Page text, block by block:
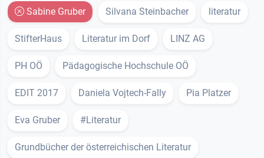
Sabine Gruber Silvana Steinbacher literatur
StifterHaus Literatur im Dorf LINZ AG
PH OÖ Pädagogische Hochschule OÖ
EDIT 2017 Daniela Vojtech-Fally Pia Platzer
Eva Gruber #Literatur
Grundbücher der österreichischen Literatur